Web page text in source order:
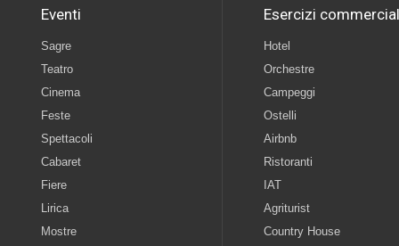
Eventi
Sagre
Teatro
Cinema
Feste
Spettacoli
Cabaret
Fiere
Lirica
Mostre
Esercizi
Hotel
Orchestre
Campeggi
Ostelli
Airbnb
Ristoranti
IAT
Agriturist
Country House